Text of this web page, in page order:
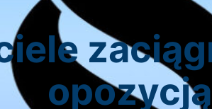
opozycją